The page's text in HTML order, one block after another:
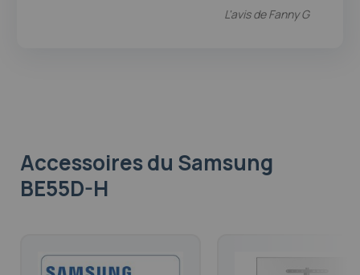
L'avis deFanny G
Accessoiresdu Samsung
BE55D-H